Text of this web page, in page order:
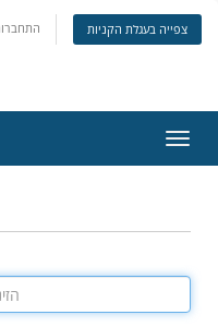
צפייה בעגלת הקניות
ניווט